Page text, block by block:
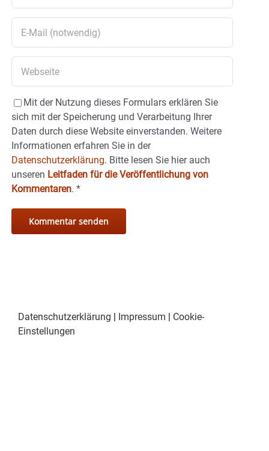
Mit der Nutzung dieses Formulars erklären Sie
sich mit der Speicherung und Verarbeitung Ihrer
Daten durch diese Website einverstanden. Weitere
Informationen erfahren Sie in der
Datenschutzerklärung. Bitte lesen Sie hier auch
unseren Leitfaden für die Veröffentlichung von
Kommentaren. *
Datenschutzerklärung Impressum
Cookie-
Einstellungen